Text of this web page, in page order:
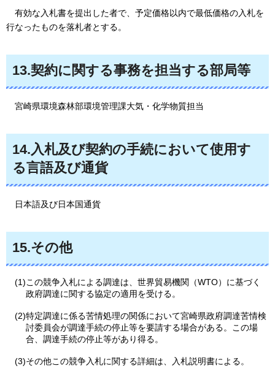
有効な入札書を提出した者で、予定価格以内で最低価格の入札を
行なったものを落札者とする。
13.契約に関する事務を担当する部局等
宮崎県環境森林部環境管理課大気・化学物質担当
14.入札及び契約の手続において使用す
る言語及び通貨
日本語及び日本国通貨
15.その他
(1)この競争入札による調達は、世界貿易機関（WTO）に基づく
政府調達に関する協定の適用を受ける。
(2)特定調達に係る苦情処理の関係において宮崎県政府調達苦情検
討委員会が調達手続の停止等を要請する場合がある。この場
合、調達手続の停止等があり得る。
(3)その他この競争入札に関する詳細は、入札説明書による。